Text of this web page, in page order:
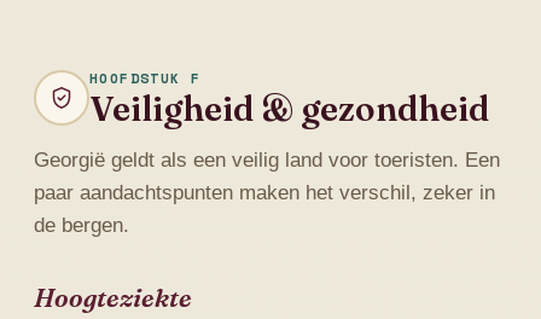
HOOFDSTUK F
Veiligheid & gezondheid
Georgië geldt als een veilig land voor toeristen. Een
paar aandachtspunten maken het verschil, zeker in
de bergen.
Hoogteziekte